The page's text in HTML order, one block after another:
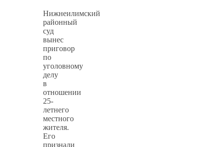
Нижнеилимский
районный
суд
вынес
приговор
по
уголовному
делу
в
отношении
25-
летнего
местного
жителя.
Его
признали